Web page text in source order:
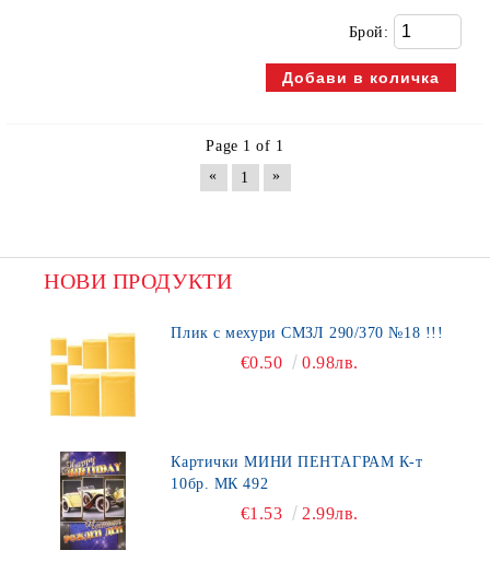
Брой:
Page 1 of 1
«
1 »
НОВИ ПРОДУКТИ
Плик с мехури СМЗЛ 290/370 №18 !!!
€0.50 0.98лв.
Картички МИНИ ПЕНТАГРАМ К-т
10бр. МК 492
€1.53 2.99лв.